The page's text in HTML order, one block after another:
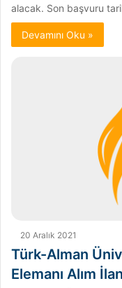
alacak. Son başvuru
Devamını Oku »
20 Aralık 2021
Türk-Alman
Elemanı Alım